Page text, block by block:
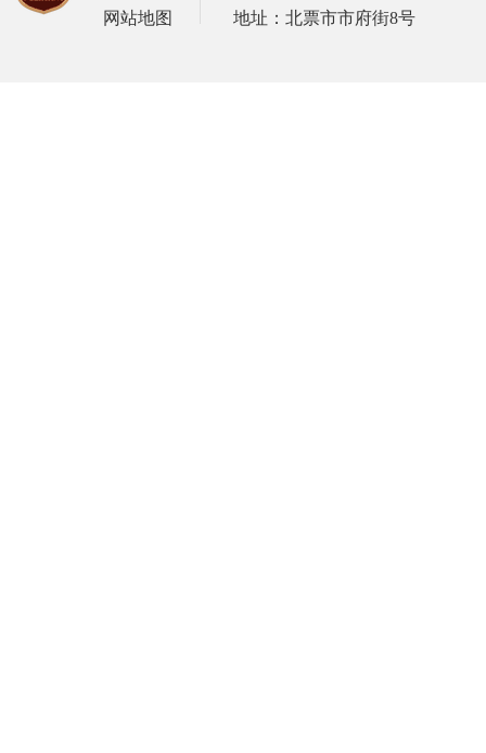
网站地图
地址：北票市市府街8号